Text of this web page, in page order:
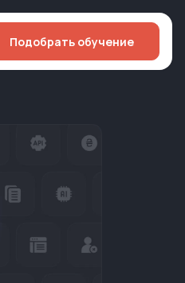
Подобрать обучение